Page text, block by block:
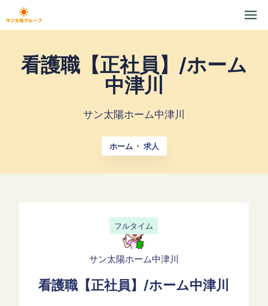
看護職【正社員】/ホーム
中津川
サン太陽ホーム中津川
ホーム 求人
フルタイム
サン太陽ホーム中津川
看護職【正社員】/ホーム中津川